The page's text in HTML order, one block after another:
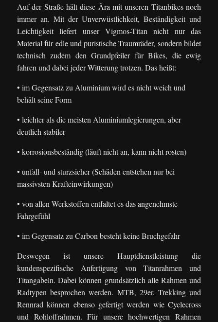
Auf der Straße hält diese Ära mit unseren Titanbikes noch
immer an. Mit der Unverwüstlichkeit, Beständigkeit und
Leichtigkeit liefert unser Vigmos-Titan nicht nur das
Material für edle und puristische Traumräder, sondern bildet
technisch zudem den Grundpfeiler für Bikes, die ewig
fahren und dabei jeder Witterung trotzen. Das heißt:
• im Gegensatz zu Aluminium wird es nicht weich und
behält seine Form
• leichter als die meisten Aluminiumlegierungen, aber
deutlich stabiler
• korrosionsbeständig (läuft nicht an, kann nicht rosten)
• unfall- und sturzsicher (Schäden entstehen nur bei
massivsten Krafteinwirkungen)
• von allen Werkstoffen entfaltet es das angenehmste
Fahrgefühl
• im Gegensatz zu Carbon besteht keine Bruchgefahr
Deswegen ist unsere Hauptdienstleistung die
kundenspezifische Anfertigung von Titanrahmen und
Titangabeln. Dabei können grundsätzlich alle Rahmen und
Radtypen besprochen werden. MTB, 29er, Trekking und
Rennrad können ebenso gefertigt werden wie Cyclecross
und Rohloffrahmen. Für unsere hochwertigen Rahmen